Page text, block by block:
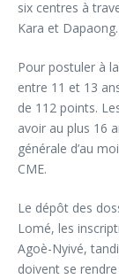
six centres à
Kara et Dapaong.
Pour postuler à
entre 11 et 13
de 112 points.
avoir au plus 16
générale d’au
CME.
Le dépôt des
Lomé, les
Agoè-Nyivé,
doivent se